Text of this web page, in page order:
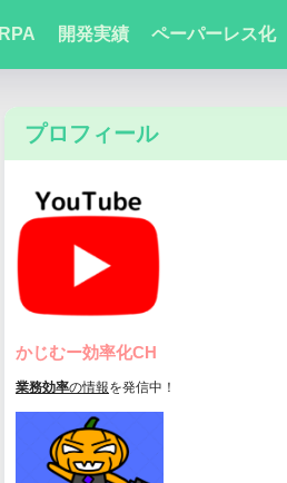
RPA 開発実績 ペーパーレス化
プロフィール
かじむー効率化CH
業務効率の情報を発信中！